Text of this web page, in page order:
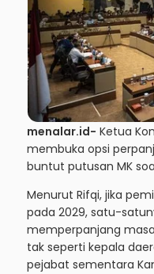
menalar.id- Ketua
membuka opsi
buntut putusan MK
Menurut Rifqi, jika
pada 2029, satu-
memperpanjang
tak seperti kepala
pejabat sementara